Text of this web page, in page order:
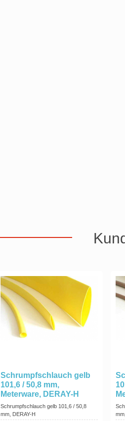
Schrumpfschlauch gelb
101,6 / 50,8 mm,
Meterware, DERAY-H
Schrumpfschlauch gelb 101,6 / 50,8
mm, DERAY-H